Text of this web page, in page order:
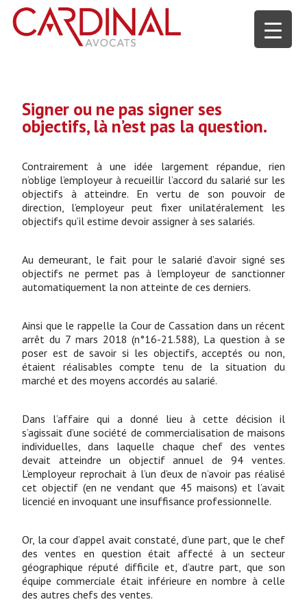
Signer ou ne pas signer ses
objectifs, là n’est pas la question.
Contrairement à une idée largement répandue, rien
n’oblige l’employeur à recueillir l’accord du salarié sur les
objectifs à atteindre. En vertu de son pouvoir de
direction, l’employeur peut fixer unilatéralement les
objectifs qu’il estime devoir assigner à ses salariés.
Au demeurant, le fait pour le salarié d’avoir signé ses
objectifs ne permet pas à l’employeur de sanctionner
automatiquement la non atteinte de ces derniers.
Ainsi que le rappelle la Cour de Cassation dans un récent
arrêt du 7 mars 2018 (n°16-21.588), La question à se
poser est de savoir si les objectifs, acceptés ou non,
étaient réalisables compte tenu de la situation du
marché et des moyens accordés au salarié.
Dans l’affaire qui a donné lieu à cette décision il
s’agissait d’une société de commercialisation de maisons
individuelles, dans laquelle chaque chef des ventes
devait atteindre un objectif annuel de 94 ventes.
L’employeur reprochait à l’un d’eux de n’avoir pas réalisé
cet objectif (en ne vendant que 45 maisons) et l’avait
licencié en invoquant une insuffisance professionnelle.
Or, la cour d’appel avait constaté, d’une part, que le chef
des ventes en question était affecté à un secteur
géographique réputé difficile et, d’autre part, que son
équipe commerciale était inférieure en nombre à celle
des autres chefs des ventes.